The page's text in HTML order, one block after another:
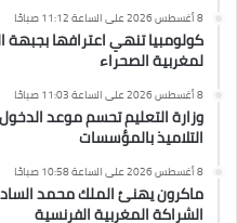
8 أغسطس 2026 على الساعة 11:12 صباحًا
كولومبيا تنهي اعترافها بجبهة
لمغربية الصحراء
8 أغسطس 2026 على الساعة 11:03 صباحًا
وزارة التعليم تحسم موعد
التلاميذ بالمؤسسات
8 أغسطس 2026 على الساعة 10:58 صباحًا
ماكرون يهنئ الملك محمد
الشراكة المغربية الفرنسية